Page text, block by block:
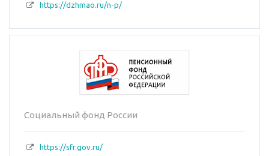
https://dzhmao.ru/n-p/
Социальный фонд России
https://sfr.gov.ru/